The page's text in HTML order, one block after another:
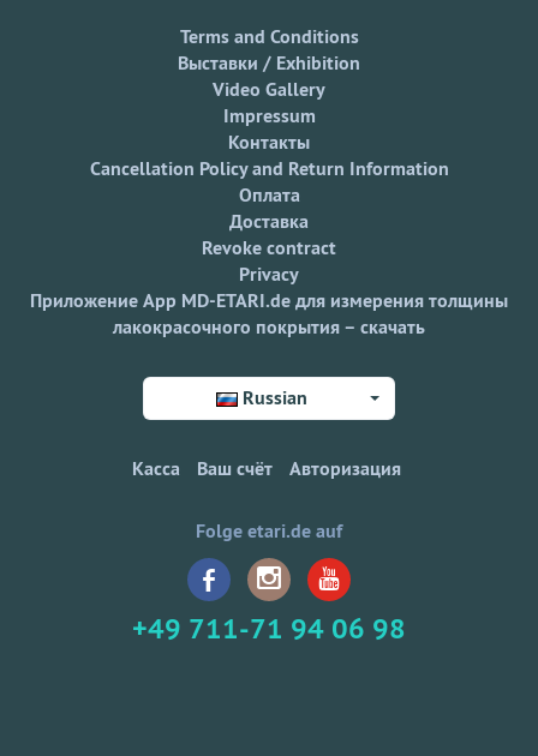
Terms and Conditions
Выставки / Exhibition
Video Gallery
Impressum
Контакты
Cancellation Policy and Return Information
Оплата
Доставка
Revoke contract
Privacy
Приложение App MD-ETARI.de для измерения толщины
лакокрасочного покрытия – скачать
Russian
Касса Ваш счёт Авторизация
Folge etari.de auf
+49 711-71 94 06 98